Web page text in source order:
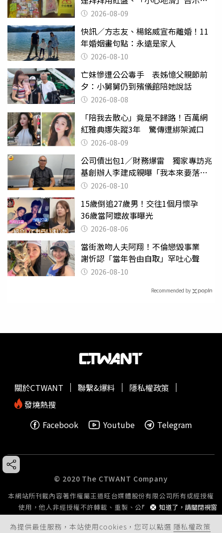
也帶回家
2026-08-09
快訊／方志友、楊銘威宣布離婚！11
年婚姻畫句點：永遠是家人
2026-08-10
亡妹慘遭公公毒手 表姊憶父親節前
夕：小舅舅仍到殯儀館陪她說話
2026-08-08
「陪我去散心」竟是不歸路！百萬網
紅雅典娜失蹤3年 驚傳遭綁架滅口
2026-08-09
公司債出包1／財務爆雷 獨家專訪兆
基創辦人李建成親曝「我本來要落
跑」2026-08-10
15歲倒追27歲男！交往1個月懷孕
36歲當阿嬤故事曝光
2026-08-06
當街激吻人夫阿翔！不倫戀毀事業
謝忻認「當年咎由自取」罕吐心聲
2026-08-10
Recommended by
為提供最佳服務，本站使用cookies，您可以點選 隱私權政策
知道了，請關閉視窗
關於CTWANT 聯繫&爆料
隱私權政策
發燒熱搜
Facebook
Youtube Telegram
© 2020 The CTWANT Company
本網站所刊載內容著作權屬王道旺台媒體股份有限公司所有或經授權
使用，他人非經授權不許轉載、重製、公開播送或公開傳輸。